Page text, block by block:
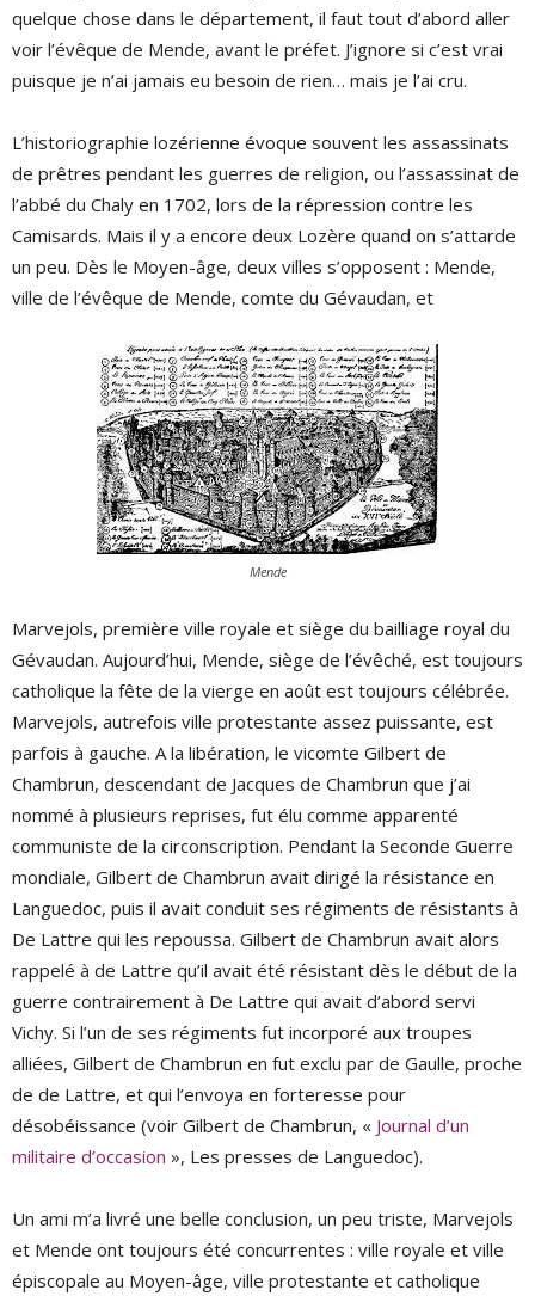
quelque chose dans le département, il faut tout d’abord aller
voir l’évêque de Mende, avant le préfet. J’ignore si c’est vrai
puisque je n’ai jamais eu besoin de rien… mais je l’ai cru.
L’historiographie lozérienne évoque souvent les assassinats
de prêtres pendant les guerres de religion, ou l’assassinat de
l’abbé du Chaly en 1702, lors de la répression contre les
Camisards. Mais il y a encore deux Lozère quand on s’attarde
un peu. Dès le Moyen-âge, deux villes s’opposent : Mende,
ville de l’évêque de Mende, comte du Gévaudan, et
Mende
Marvejols, première ville royale et siège du bailliage royal du
Gévaudan. Aujourd’hui, Mende, siège de l’évêché, est toujours
catholique la fête de la vierge en août est toujours célébrée.
Marvejols, autrefois ville protestante assez puissante, est
parfois à gauche. A la libération, le vicomte Gilbert de
Chambrun, descendant de Jacques de Chambrun que j’ai
nommé à plusieurs reprises, fut élu comme apparenté
communiste de la circonscription. Pendant la Seconde Guerre
mondiale, Gilbert de Chambrun avait dirigé la résistance en
Languedoc, puis il avait conduit ses régiments de résistants à
De Lattre qui les repoussa. Gilbert de Chambrun avait alors
rappelé à de Lattre qu’il avait été résistant dès le début de la
guerre contrairement à De Lattre qui avait d’abord servi
Vichy. Si l’un de ses régiments fut incorporé aux troupes
alliées, Gilbert de Chambrun en fut exclu par de Gaulle, proche
de de Lattre, et qui l’envoya en forteresse pour
désobéissance (voir Gilbert de Chambrun, « Journal d’un
militaire d’occasion », Les presses de Languedoc).
Un ami m’a livré une belle conclusion, un peu triste, Marvejols
et Mende ont toujours été concurrentes : ville royale et ville
épiscopale au Moyen-âge, ville protestante et catholique